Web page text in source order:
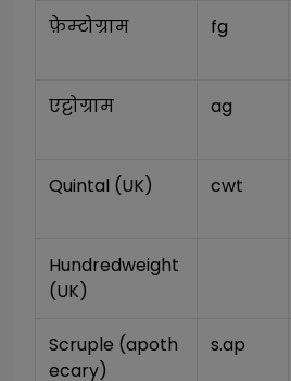
फ़ेम्टोग्राम fg
एट्टोग्राम ag
Quintal (UK) cwt
Hundredweight
(UK)
Scruple (apoth
ecary)
s.ap